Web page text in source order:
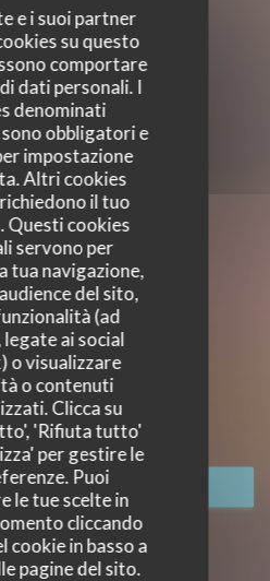
e i suoi partner
su questo
comportare
dati personali. I
denominati
sono obbligatori e
impostazione
Altri cookies
il tuo
Questi cookies
servono per
tua navigazione,
del sito,
(ad
legate ai social
o visualizzare
o contenuti
Clicca su
'Rifiuta tutto'
per gestire le
Puoi
le tue scelte in
cliccando
cookie in basso a
pagine del sito.
NATION
|PARIS